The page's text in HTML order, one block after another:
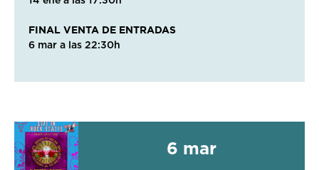
FINAL VENTA DE ENTRADAS
6 mar a las 22:30h
6 mar